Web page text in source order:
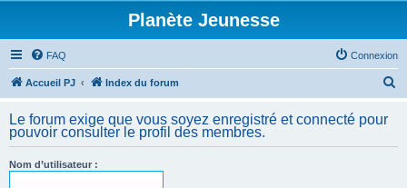
Planète Jeunesse
FAQ Connexion
Accueil PJ Index du forum
h
Le forum exige que vous soyez enregistré et connecté pour
pouvoir consulter le profil des membres.
Nom d’utilisateur :